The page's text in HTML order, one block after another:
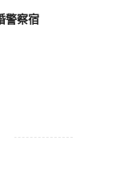
警察宿